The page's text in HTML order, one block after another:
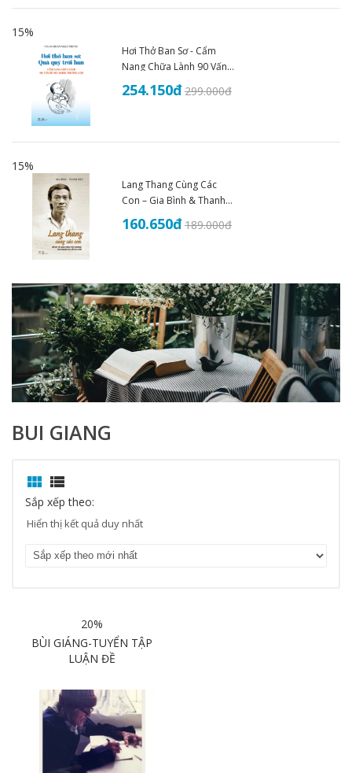
15%
Hơi Thở Ban Sơ - Cẩm
Nang Chữa Lành 90 Vấn
Đề Sức Khoẻ - THS.BS
Đoàn Nhật Trung (2025)
254.150đ299.000đ
15%
Lang Thang Cùng Các
Con – Gia Bình & Thanh
Nhã
160.650đ189.000đ
BUI GIANG
 
Sắp xếp theo:
Hiển thị kết quả duy nhất
20%
BÙI GIÁNG-TUYỂN TẬP
LUẬN ĐỀ